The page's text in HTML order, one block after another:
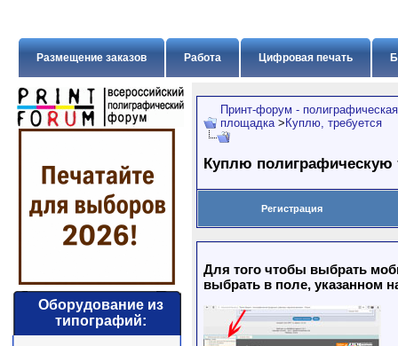
Цифровая печать
Работа
Размещение заказов
Оборудование из
типографий:
Принт-форум -
площадка > Куплю, требуется
Куплю полиграфическую
Регистрация
Для того чтобы выбрать
выбрать в поле, указанном